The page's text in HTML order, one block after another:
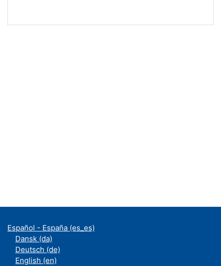
Español - España ‎(es_es)‎
Dansk ‎(da)‎
Deutsch ‎(de)‎
English ‎(en)‎